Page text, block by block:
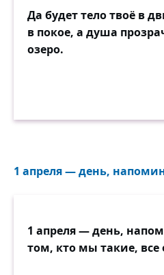
Да будет тело твоё в
в покое, а душа
озеро.
1 апреля — день,
1 апреля — день,
том, кто мы такие, все